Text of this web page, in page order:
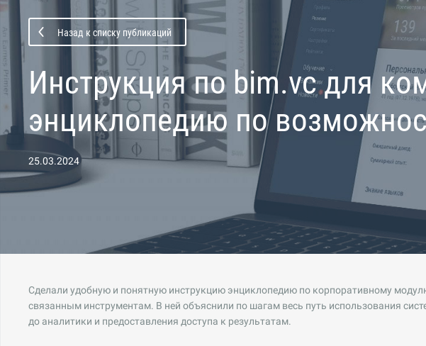
Назад к списку публикаций
Инструкция по bim.vc для
энциклопедию по
25.03.2024
Сделали удобную и понятную инструкцию энциклопедию по корпоративному
связанным инструментам. В ней объяснили по шагам весь путь использования
до аналитики и предоставления доступа к результатам.